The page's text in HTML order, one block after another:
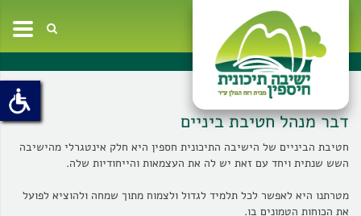
דבר מנהל חטיבת ביניים
חטיבת הביניים של הישיבה התיכונית חספין היא חלק אינטגרלי מהישיבה
השש שנתית ויחד עם זאת יש לה את העצמאות והייחודיות שלה.
מטרתנו היא לאפשר לכל תלמיד לגדול ולצמוח מתוך שמחה ולהוציא לפועל
את הכוחות הטמונים בו.